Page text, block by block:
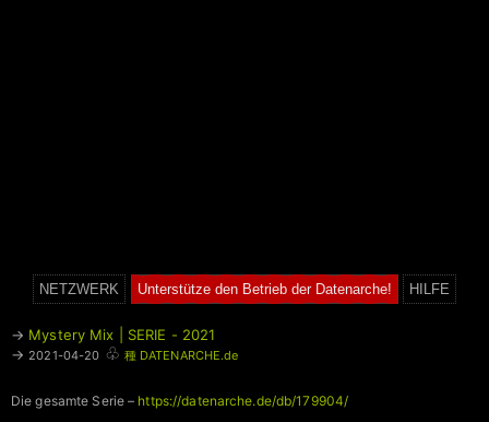
NETZWERK Unterstütze den Betrieb der Datenarche! HILFE
→ Mystery Mix | SERIE - 2021
→ 2021-04-20 ♧ 種 DATENARCHE.de
Die gesamte Serie – https://datenarche.de/db/179904/